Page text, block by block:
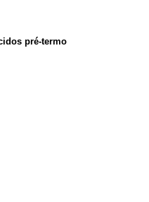
pré-termo